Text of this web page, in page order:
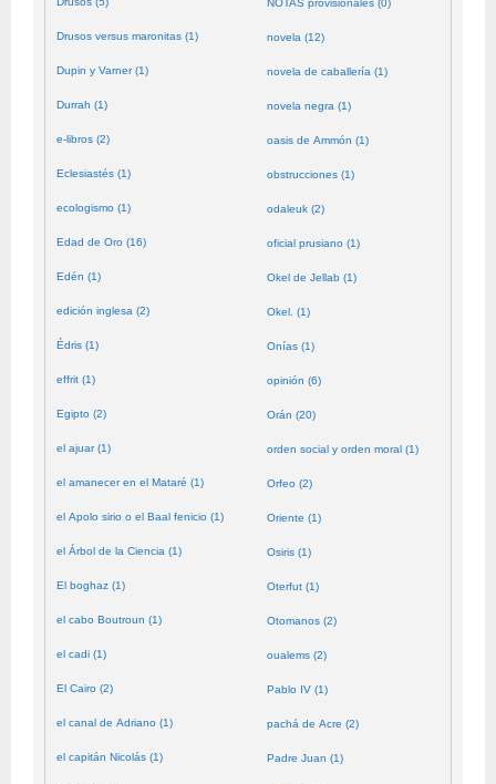
Drusos versus maronitas (1)
Dupin y Varner (1)
Durrah (1)
e-libros (2)
Eclesiastés (1)
ecologismo (1)
Edad de Oro (16)
Edén (1)
edición inglesa (2)
Édris (1)
effrit (1)
Egipto (2)
el ajuar (1)
el amanecer en el Mataré (1)
el Apolo sirio o el Baal fenicio (1)
el Árbol de la Ciencia (1)
El boghaz (1)
el cabo Boutroun (1)
el cadi (1)
El Cairo (2)
el canal de Adriano (1)
el capitán Nicolás (1)
NOTAS provisionales (0)
novela (12)
novela de caballería (1)
novela negra (1)
oasis de Ammón (1)
obstrucciones (1)
odaleuk (2)
oficial prusiano (1)
Okel de Jellab (1)
Okel. (1)
Onías (1)
opinión (6)
Orán (20)
orden social y orden moral (1)
Orfeo (2)
Oriente (1)
Osiris (1)
Oterfut (1)
Otomanos (2)
oualems (2)
Pablo IV (1)
pachá de Acre (2)
Padre Juan (1)